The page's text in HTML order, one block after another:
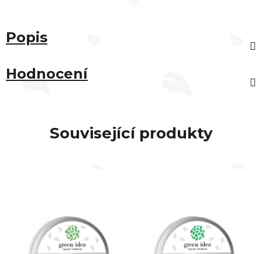
Popis
Hodnocení
Související produkty